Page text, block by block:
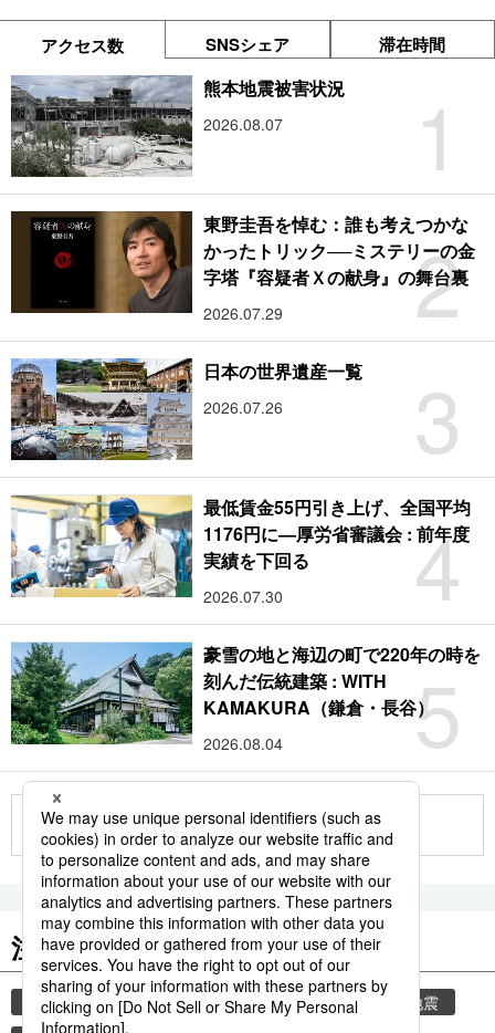
アクセス数 SNSシェア 滞在時間
1
熊本地震被害状況
2026.08.07
2
東野圭吾を悼む：誰も考えつかな
かったトリック──ミステリーの金
字塔『容疑者Ｘの献身』の舞台裏
2026.07.29
3
日本の世界遺産一覧
2026.07.26
4
最低賃金55円引き上げ、全国平均
1176円に―厚労省審議会 : 前年度
実績を下回る
2026.07.30
5
豪雪の地と海辺の町で220年の時を
刻んだ伝統建築 : WITH
KAMAKURA（鎌倉・長谷）
2026.08.04
もっと見る
注目のキーワード
共同通信ニュース 気象・災害 気象庁
地震